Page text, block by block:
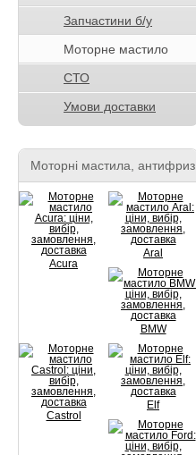
Запчастини б/у
Моторне мастило
СТО
Умови доставки
Моторні мастила, антифриз
Acura
Aral
BMW
Castrol
Elf